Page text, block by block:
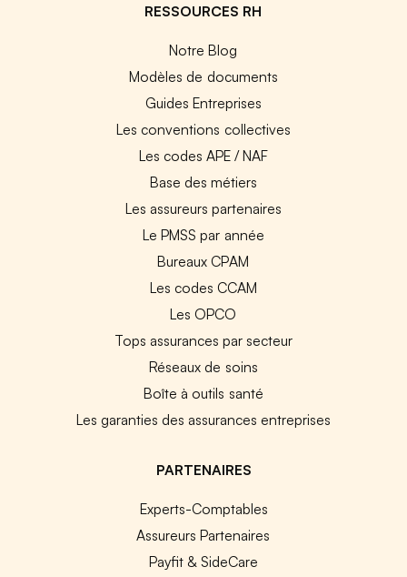
RESSOURCES RH
Notre Blog
Modèles de documents
Guides Entreprises
Les conventions collectives
Les codes APE / NAF
Base des métiers
Les assureurs partenaires
Le PMSS par année
Bureaux CPAM
Les codes CCAM
Les OPCO
Tops assurances par secteur
Réseaux de soins
Boîte à outils santé
Les garanties des assurances entreprises
PARTENAIRES
Experts-Comptables
Assureurs Partenaires
Payfit & SideCare